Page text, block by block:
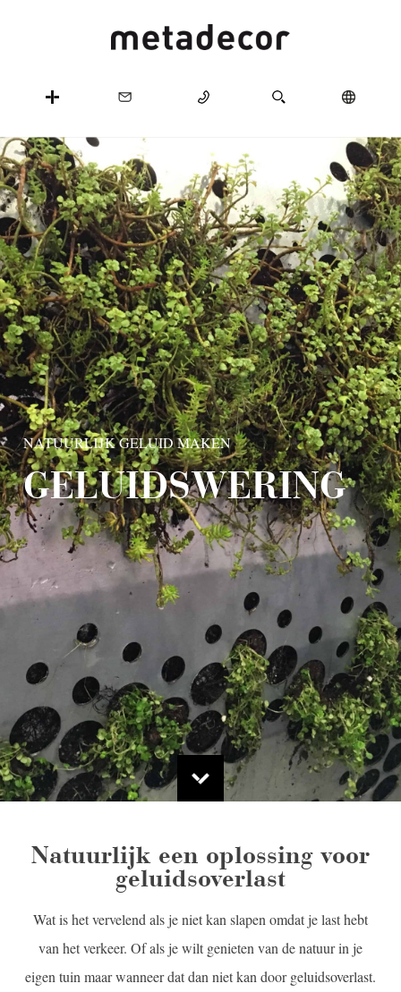
NATUURLIJK GELUID MAKEN
GELUIDSWERING
Natuurlijk een oplossing voor
geluidsoverlast
Wat is het vervelend als je niet kan slapen omdat je last hebt
van het verkeer. Of als je wilt genieten van de natuur in je
eigen tuin maar wanneer dat dan niet kan door geluidsoverlast.